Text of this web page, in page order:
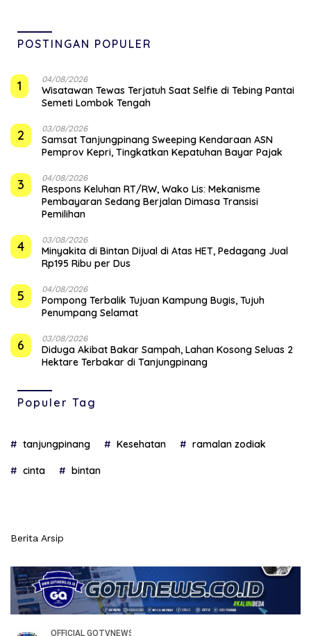
POSTINGAN POPULER
1 04/08/2026
Wisatawan Tewas Terjatuh Saat Selfie di Tebing Pantai
Semeti Lombok Tengah
2 03/08/2026
Samsat Tanjungpinang Sweeping Kendaraan ASN
Pemprov Kepri, Tingkatkan Kepatuhan Bayar Pajak
3 04/08/2026
‎Respons Keluhan RT/RW, Wako Lis: Mekanisme
Pembayaran Sedang Berjalan Dimasa Transisi
Pemilihan
4 03/08/2026
Minyakita di Bintan Dijual di Atas HET, Pedagang Jual
Rp195 Ribu per Dus
5 04/08/2026
Pompong Terbalik Tujuan Kampung Bugis, Tujuh
Penumpang Selamat
6 03/08/2026
Diduga Akibat Bakar Sampah, Lahan Kosong Seluas 2
Hektare Terbakar di Tanjungpinang
Populer Tag
tanjungpinang Kesehatan ramalan zodiak
cinta bintan
Berita Arsip